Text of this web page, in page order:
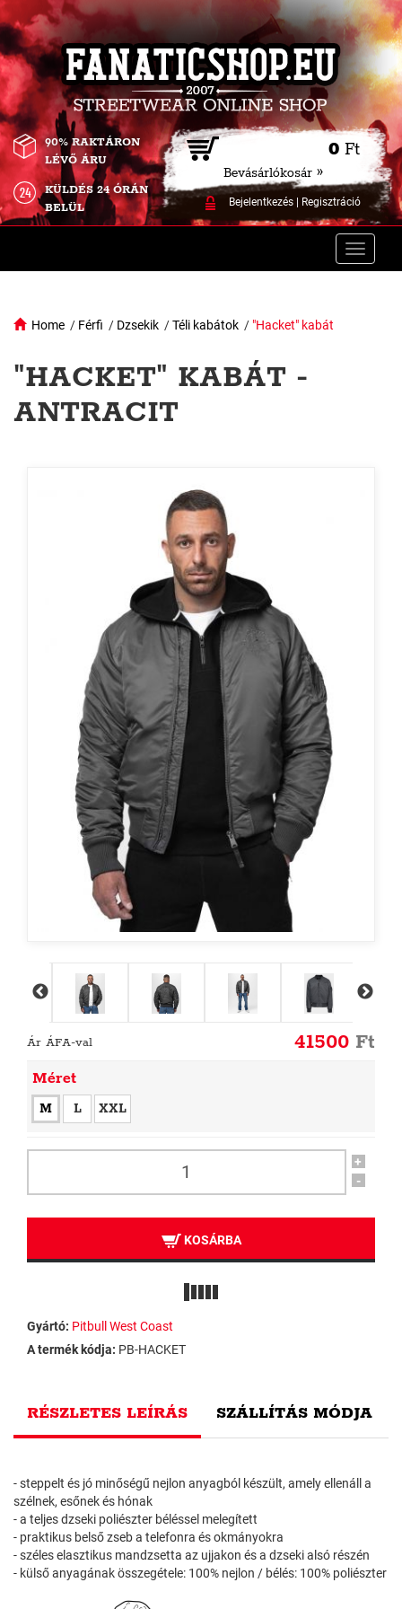
0 Ft
Bevásárlókosár »
Bejelentkezés| Regisztráció
90% RAKTÁRON
LÉVŐ ÁRU
KÜLDÉS 24 ÓRÁN
BELÜL
Toggle
Home / Férfi / Dzsekik /Téli kabátok / "Hacket" kabát
"HACKET" KABÁT -
ANTRACIT
Ár ÁFA-val 41500 Ft
Méret
M L XXL
+
-
KOSÁRBA
Gyártó: Pitbull West Coast
A termék kódja: PB-HACKET
RÉSZLETES LEÍRÁS SZÁLLÍTÁS MÓDJA
- steppelt és jó minőségű nejlon anyagból készült, amely ellenáll a
szélnek, esőnek és hónak
- a teljes dzseki poliészter béléssel melegített
- praktikus belső zseb a telefonra és okmányokra
- széles elasztikus mandzsetta az ujjakon és a dzseki alsó részén
- külső anyagának összegétele: 100% nejlon / bélés: 100% poliészter